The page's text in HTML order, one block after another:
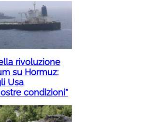
rivoluzione
su Hormuz:
Usa
condizioni”